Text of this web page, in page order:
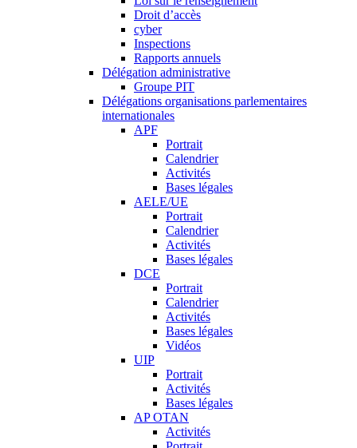
Droit d’accès
cyber
Inspections
Rapports annuels
Délégation administrative
Groupe PIT
Délégations organisations parlementaires
internationales
APF
Portrait
Calendrier
Activités
Bases légales
AELE/UE
Portrait
Calendrier
Activités
Bases légales
DCE
Portrait
Calendrier
Activités
Bases légales
Vidéos
UIP
Portrait
Activités
Bases légales
AP OTAN
Activités